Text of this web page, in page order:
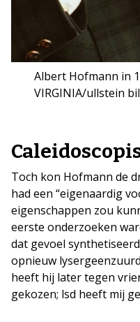
Albert Hofmann in
VIRGINIA/ullstein
Toch kon Hofmann de
had een “eigenaardig
eigenschappen zou
eerste onderzoeken
dat gevoel
opnieuw
heeft hij later tegen
gekozen; lsd heeft mij